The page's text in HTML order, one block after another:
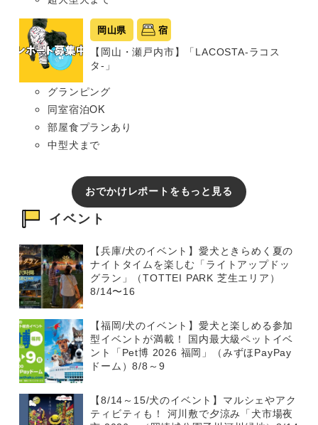
岡山県 宿
【岡山・瀬戸内市】「LACOSTA-ラコス
タ-」
グランピング
同室宿泊OK
部屋食プランあり
中型犬まで
おでかけレポートをもっと見る
イベント
【兵庫/犬のイベント】愛犬ときらめく夏の
ナイトタイムを楽しむ「ライトアップドッ
グラン」（TOTTEI PARK 芝生エリア）
8/14〜16
【福岡/犬のイベント】愛犬と楽しめる参加
型イベントが満載！ 国内最大級ペットイベ
ント「Pet博 2026 福岡」（みずほPayPay
ドーム）8/8～9
【8/14～15/犬のイベント】マルシェやアク
ティビティも！ 河川敷で夕涼み「犬市場夜